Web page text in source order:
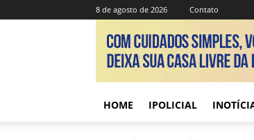
8 de agosto de 2026 Contato
HOME IPOLICIAL